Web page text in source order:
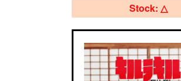
Stock: △